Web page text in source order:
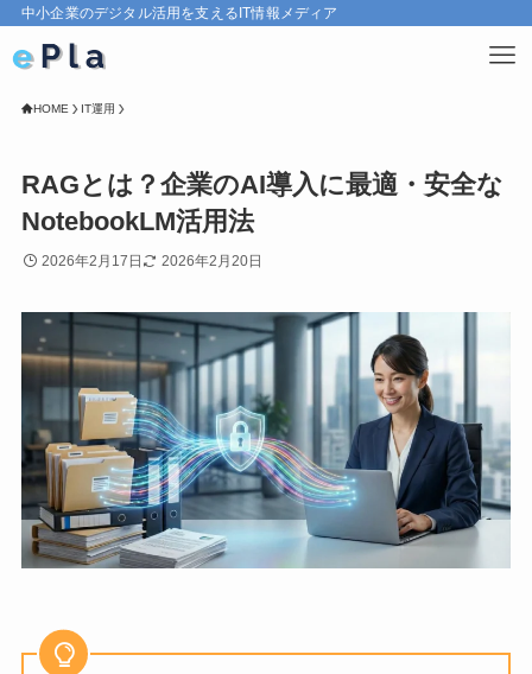
中小企業のデジタル活用を支えるIT情報メディア
HOME IT運用
RAGとは？企業のAI導入に最適・安全な
NotebookLM活用法
2026年2月17日 2026年2月20日